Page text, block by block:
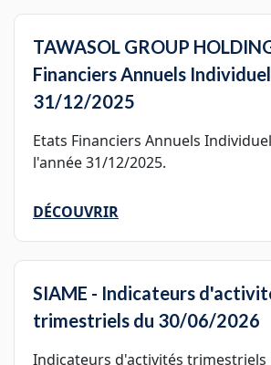
TAWASOL GROUP
Financiers Annuels
31/12/2025
Etats Financiers Annuels
l'année 31/12/2025.
DÉCOUVRIR
SIAME - Indicateurs
trimestriels du 30/06/2026
Indicateurs d'activités trimestriels